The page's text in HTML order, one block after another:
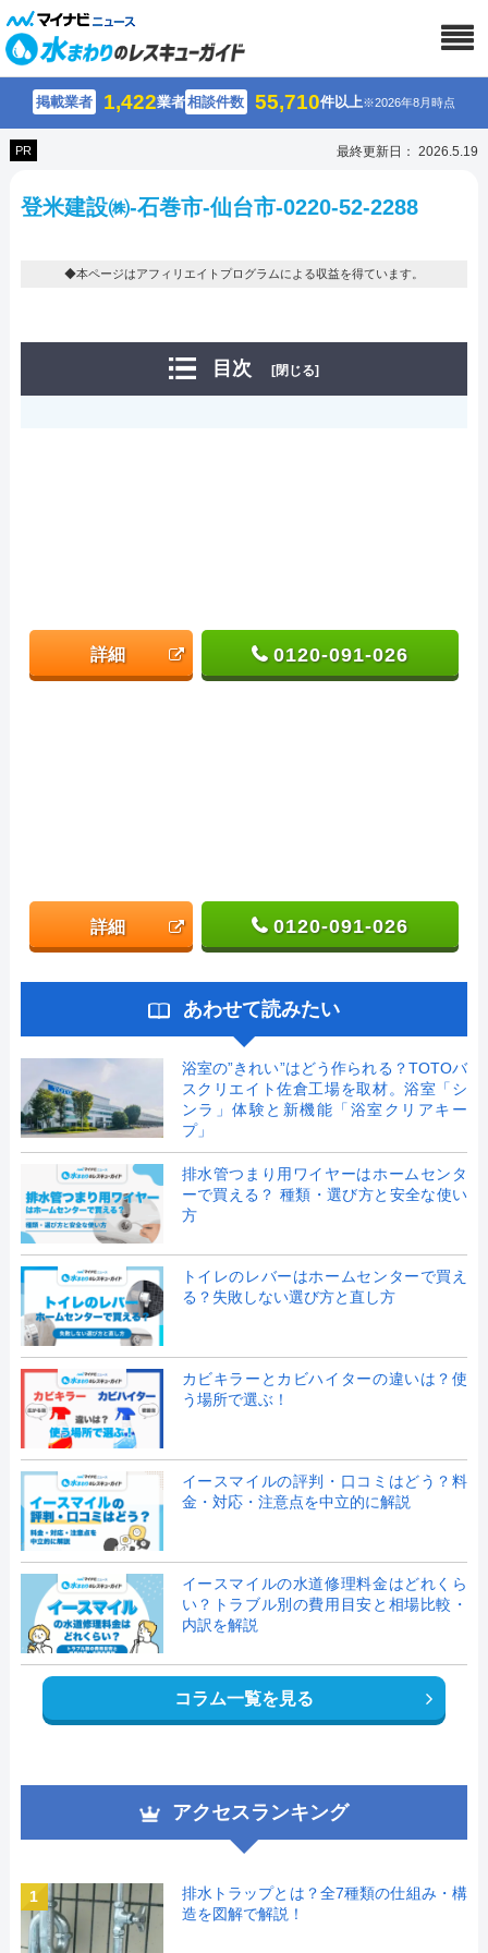
掲載業者 1,422業者相談件数 55,710件以上※2026年8月時点
PR 最終更新日： 2026.5.19
登米建設㈱-石巻市-仙台市-0220-52-2288
◆本ページはアフィリエイトプログラムによる収益を得ています。
目次 [閉じる]
詳細 0120-091-026
詳細 0120-091-026
あわせて読みたい
浴室の”きれい”はどう作られる？TOTOバ
スクリエイト佐倉工場を取材。浴室「シ
ンラ」体験と新機能「浴室クリアキー
プ」
排水管つまり用ワイヤーはホームセンタ
ーで買える？ 種類・選び方と安全な使い
方
トイレのレバーはホームセンターで買え
る？失敗しない選び方と直し方
カビキラーとカビハイターの違いは？使
う場所で選ぶ！
イースマイルの評判・口コミはどう？料
金・対応・注意点を中立的に解説
イースマイルの水道修理料金はどれくら
い？トラブル別の費用目安と相場比較・
内訳を解説
コラム一覧を見る
アクセスランキング
1
排水トラップとは？全7種類の仕組み・構
造を図解で解説！